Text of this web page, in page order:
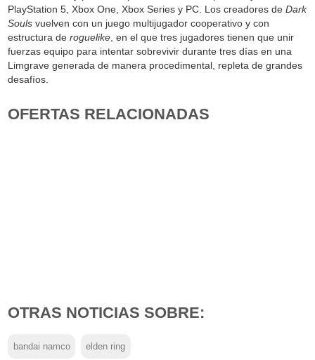
PlayStation 5, Xbox One, Xbox Series y PC. Los creadores deDark
Souls vuelven con un juego multijugador cooperativo y con
estructura deroguelike , en el que tres jugadores tienen que unir
fuerzas equipo para intentar sobrevivir durante tres días en una
Limgrave generada de manera procedimental, repleta de grandes
desafíos.
OFERTAS RELACIONADAS
OTRAS NOTICIAS SOBRE:
bandai namco elden ring